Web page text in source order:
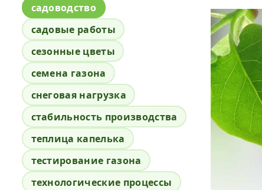
садоводство
садовые работы
сезонные цветы
семена газона
снеговая нагрузка
стабильность производства
теплица капелька
тестирование газона
технологические процессы